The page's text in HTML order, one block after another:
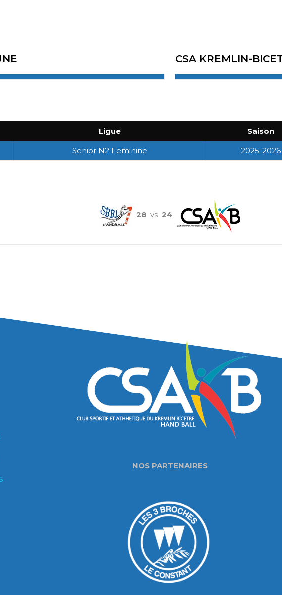
CSA KREMLIN-
Ligue Saison
Senior N2 Feminine 2025-2026
28 vs 24
NOS PARTENAIRES